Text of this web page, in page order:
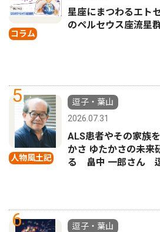
コラム
星座にまつわるエト
のペルセウス座流星群
5
人物風土記
逗子・葉山
2026.07.31
ALS患者やその家族
かさ ゆたかさの未来
る 畠中 一郎さん
6
逗子・葉山